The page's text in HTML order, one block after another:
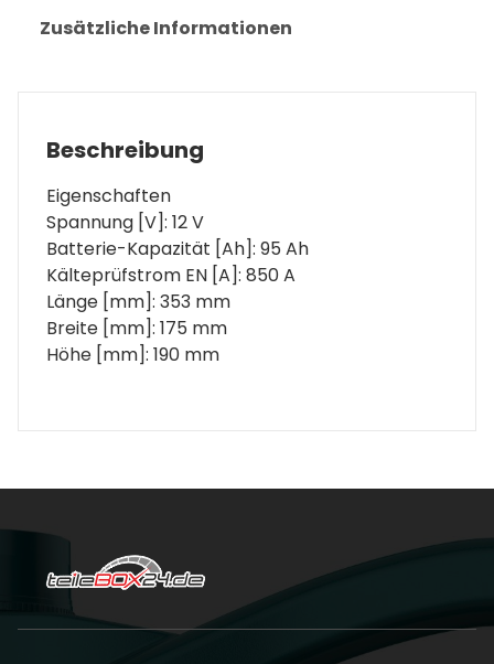
Zusätzliche Informationen
Beschreibung
Eigenschaften
Spannung [V]: 12 V
Batterie-Kapazität [Ah]: 95 Ah
Kälteprüfstrom EN [A]: 850 A
Länge [mm]: 353 mm
Breite [mm]: 175 mm
Höhe [mm]: 190 mm